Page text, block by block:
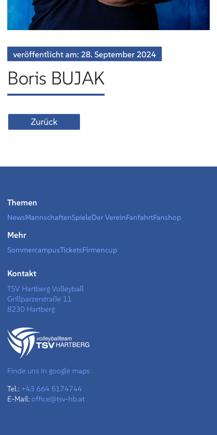
veröffentlicht am: 28. September 2024
Boris BUJAK
Zurück
Finde uns in google maps
Tel.: +43 664 5174744
E-Mail: office@tsv-hb.at
Themen
NewsMannschaftenSpieleDer VereinFanfahrtFanshop
Mehr
SommercampusTicketsFirmencup
Kontakt
TSV Hartberg Volleyball
Grillparzerstraße 11
8230 Hartberg